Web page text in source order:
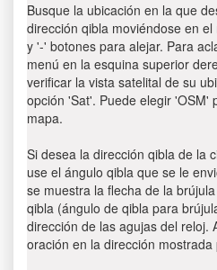
Busque la ubicación en la que
dirección qibla moviéndose en
y '-' botones para alejar. Para
menú en la esquina superior
verificar la vista satelital de su
opción 'Sat'. Puede elegir 'OSM'
mapa.
Si desea la dirección qibla de la
use el ángulo qibla que se le
se muestra la flecha de la
qibla (ángulo de qibla para
dirección de las agujas del reloj.
oración en la dirección